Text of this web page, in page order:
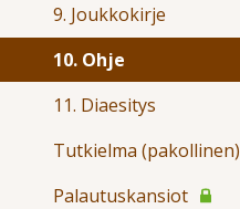
9. Joukkokirje
10. Ohje
11. Diaesitys
Tutkielma (pakollinen)
Palautuskansiot